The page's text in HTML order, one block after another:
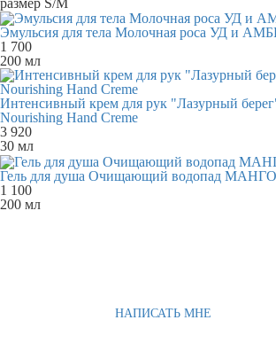
Эмульсия для тела Молочная роса УД и
1 700
200 мл
Интенсивный крем для рук "Лазурный
Nourishing Hand Creme
3 920
30 мл
Гель для душа Очищающий водопад
1 100
200 мл
НАПИСАТЬ МНЕ